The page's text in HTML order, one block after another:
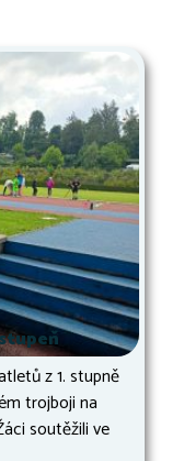
z 1. stupně
trojboji na
soutěžili ve